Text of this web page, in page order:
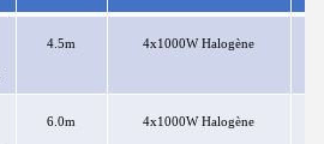
4.5m 4x1000W Halogène
6.0m 4x1000W Halogène